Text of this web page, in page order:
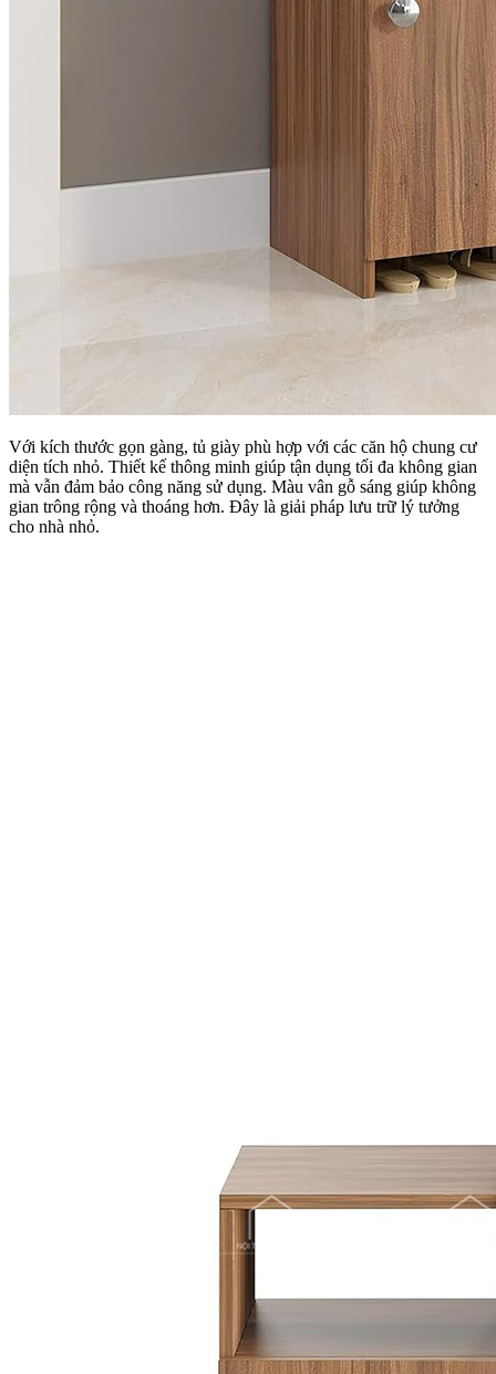
Với kích thước gọn gàng, tủ giày phù hợp với các căn hộ chung cư
diện tích nhỏ. Thiết kế thông minh giúp tận dụng tối đa không gian
mà vẫn đảm bảo công năng sử dụng. Màu vân gỗ sáng giúp không
gian trông rộng và thoáng hơn. Đây là giải pháp lưu trữ lý tưởng
cho nhà nhỏ.